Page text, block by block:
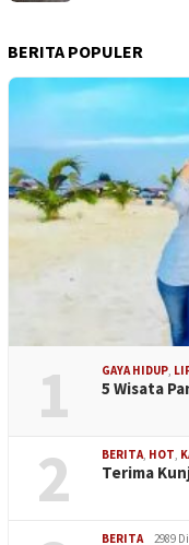
BERITA POPULER
1 GAYA HIDUP
5 Wisata
2 BERITA HOT
Terima
BERITA 2989